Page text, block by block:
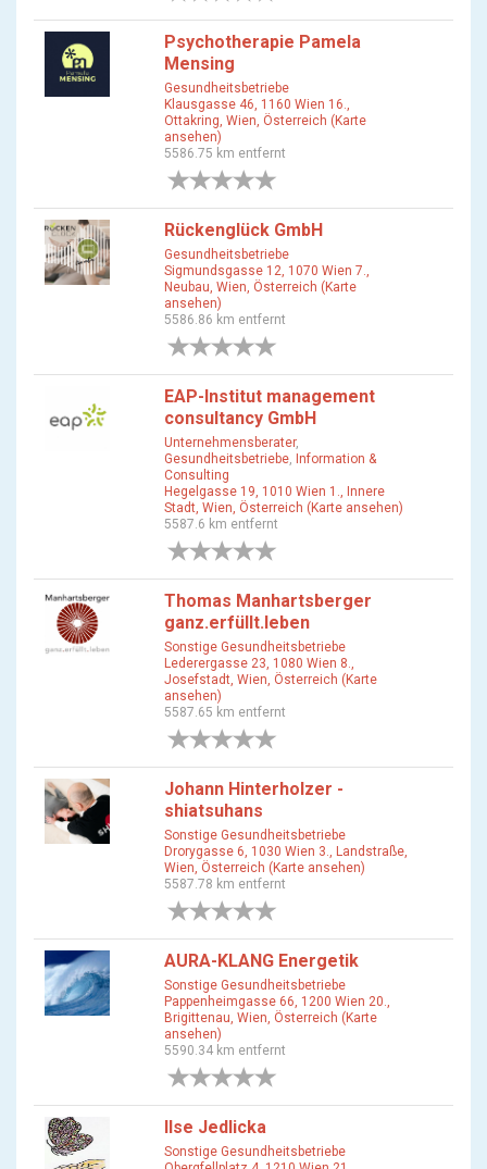
Psychotherapie Pamela
Mensing
Gesundheitsbetriebe
Klausgasse 46, 1160 Wien 16.,
Ottakring, Wien, Österreich (Karte
ansehen)
5586.75 km entfernt
Rückenglück GmbH
Gesundheitsbetriebe
Sigmundsgasse 12, 1070 Wien 7.,
Neubau, Wien, Österreich (Karte
ansehen)
5586.86 km entfernt
EAP-Institut management
consultancy GmbH
Unternehmensberater,
Gesundheitsbetriebe, Information &
Consulting
Hegelgasse 19, 1010 Wien 1., Innere
Stadt, Wien, Österreich (Karte ansehen)
5587.6 km entfernt
Thomas Manhartsberger
ganz.erfüllt.leben
Sonstige Gesundheitsbetriebe
Lederergasse 23, 1080 Wien 8.,
Josefstadt, Wien, Österreich (Karte
ansehen)
5587.65 km entfernt
Johann Hinterholzer -
shiatsuhans
Sonstige Gesundheitsbetriebe
Drorygasse 6, 1030 Wien 3., Landstraße,
Wien, Österreich (Karte ansehen)
5587.78 km entfernt
AURA-KLANG Energetik
Sonstige Gesundheitsbetriebe
Pappenheimgasse 66, 1200 Wien 20.,
Brigittenau, Wien, Österreich (Karte
ansehen)
5590.34 km entfernt
Ilse Jedlicka
Sonstige Gesundheitsbetriebe